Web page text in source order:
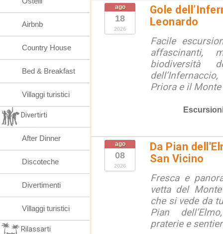
ago
18
2026
Gole
Leonardo
Facile
affascinanti,
biodiversità
Priora e il
ago
08
2026
Da Pian
San Vicino
Fresca e
vetta del
che si vede da
Pian
praterie e
Airbnb
Country House
Bed & Breakfast
Villaggi turistici
Divertirti
After Dinner
Discoteche
Divertimenti
Villaggi turistici
Rilassarti